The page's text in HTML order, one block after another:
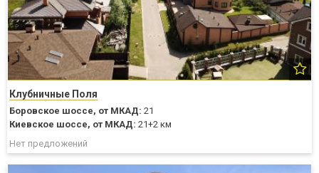
Клубничные Поля
Боровское шоссе, от МКАД: 21
Киевское шоссе, от МКАД: 21+2 км
Нет предложений